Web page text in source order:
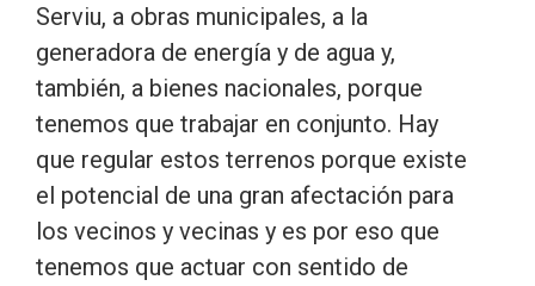
Serviu, a obras municipales, a la
generadora de energía y de agua y,
también, a bienes nacionales, porque
tenemos que trabajar en conjunto. Hay
que regular estos terrenos porque existe
el potencial de una gran afectación para
los vecinos y vecinas y es por eso que
tenemos que actuar con sentido de